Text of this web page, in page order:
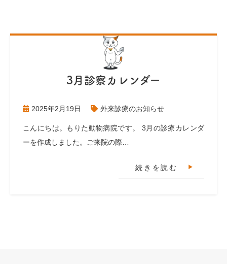
3月診察カレンダー
2025年2月19日 外来診療のお知らせ
こんにちは。もりた動物病院です。 3月の診療カレンダ
ーを作成しました。ご来院の際…
続きを読む